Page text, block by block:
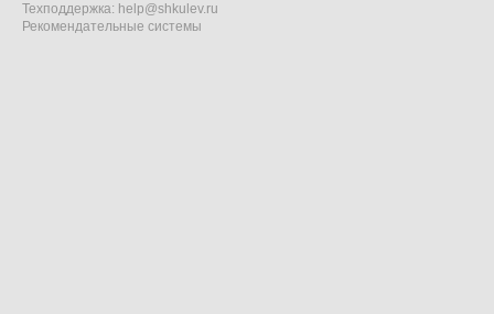
Техподдержка: help@shkulev.ru
Рекомендательные системы